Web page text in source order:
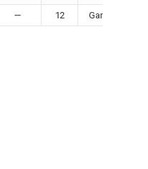
— 12 Ganado